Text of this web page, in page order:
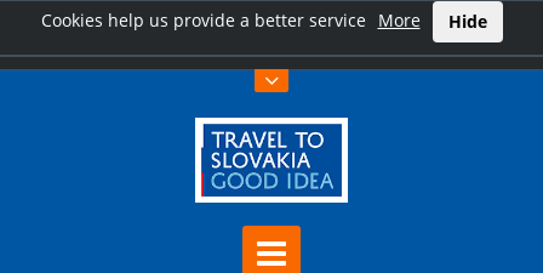
Cookies help us provide a better service More Hide